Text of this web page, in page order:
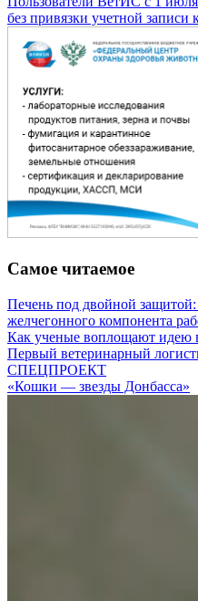
без привязки учетной записи
Самое читаемое
Печень под двойной защитой:
желчегонного компонента
Как ученые воплощают идею
Первый ветеринарный
СПЕЦПРОЕКТ
«Кошки — звезды Донбасса»